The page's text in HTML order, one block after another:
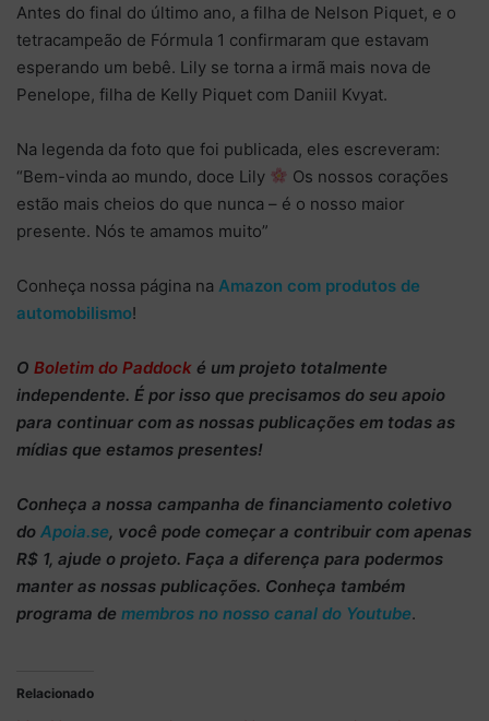
Antes do final do último ano, a filha de Nelson Piquet, e o
tetracampeão de Fórmula 1 confirmaram que estavam
esperando um bebê. Lily se torna a irmã mais nova de
Penelope, filha de Kelly Piquet com Daniil Kvyat.
Na legenda da foto que foi publicada, eles escreveram:
“Bem-vinda ao mundo, doce Lily
Os nossos corações
estão mais cheios do que nunca – é o nosso maior
presente. Nós te amamos muito”
Conheça nossa página na Amazon com produtos de
automobilismo!
O Boletim do Paddock é um projeto totalmente
independente. É por isso que precisamos do seu apoio
para continuar com as nossas publicações em todas as
mídias que estamos presentes!
Conheça a nossa campanha de financiamento coletivo
do Apoia.se, você pode começar a contribuir com apenas
R$ 1, ajude o projeto. Faça a diferença para podermos
manter as nossas publicações. Conheça também
programa de membros no nosso canal do Youtube.
Relacionado